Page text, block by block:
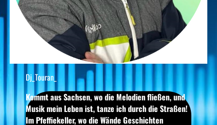
Dj_Touran_
Kommt aus Sachsen, wo die Melodien fließen, und
Musik mein Leben ist, tanze ich durch die Straßen!
Im Pfeffiekeller, wo die Wände Geschichten